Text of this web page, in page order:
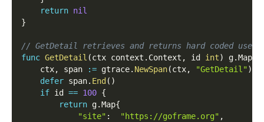
return nil
}
// GetDetail retrieves and returns hard coded
func GetDetail (ctx context . Context , id int) g.Map
    ctx
, span := gtrace. NewSpan(ctx, "GetDetail")
defer span. End ( )
if id == 100 {
return g.Map{
"site" : "https://goframe.org" ,